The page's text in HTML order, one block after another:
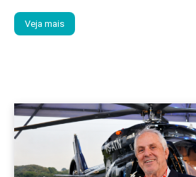
Veja mais